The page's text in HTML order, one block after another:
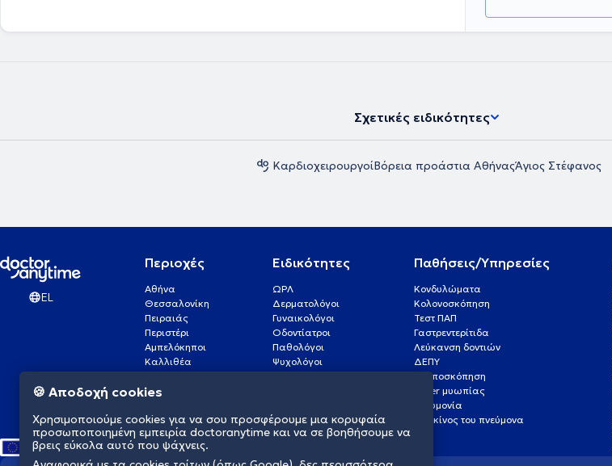
Σχετικές ειδικότητες
ΚαρδιοχειρουργοίΒόρεια προάστια ΑθήναςΆγιος Στέφανος
EL
Περιοχές
Αθήνα
Θεσσαλονίκη
Πειραιάς
Περιστέρι
Αμπελόκηποι
Καλλιθέα
Πάτρα
Γλυφάδα
Νέα Σμύρνη
Ειδικότητες
ΩΡΛ
Δερματολόγοι
Γυναικολόγοι
Οδοντίατροι
Παθολόγοι
Ψυχολόγοι
Οφθαλμίατροι
Καρδιολόγοι
Παθήσεις/Υπηρεσίες
Κονδυλώματα
Κολονοσκόπηση
Τεστ ΠΑΠ
Γαστρεντερίτιδα
Λεύκανση δοντιών
ΔΕΠΥ
Κολποσκόπηση
Laser μυωπίας
Πνευμονία
Καρκίνος του πνεύμονα
🍪 Αποδοχή cookies
Χρησιμοποιούμε cookies για να σου προσφέρουμε μια κορυφαία
προσωποποιημένη εμπειρία doctoranytime και να σε βοηθήσουμε να
βρεις εύκολα αυτό που ψάχνεις.